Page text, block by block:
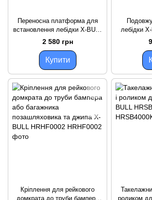
Переносна платформа для
встановлення лебідки X-BULL
8000-14500 lbs HRWB001L
2 580 грн
Купити
лебідки
або
Кріплення для рейкового
домкрата до труби бампера
роликом